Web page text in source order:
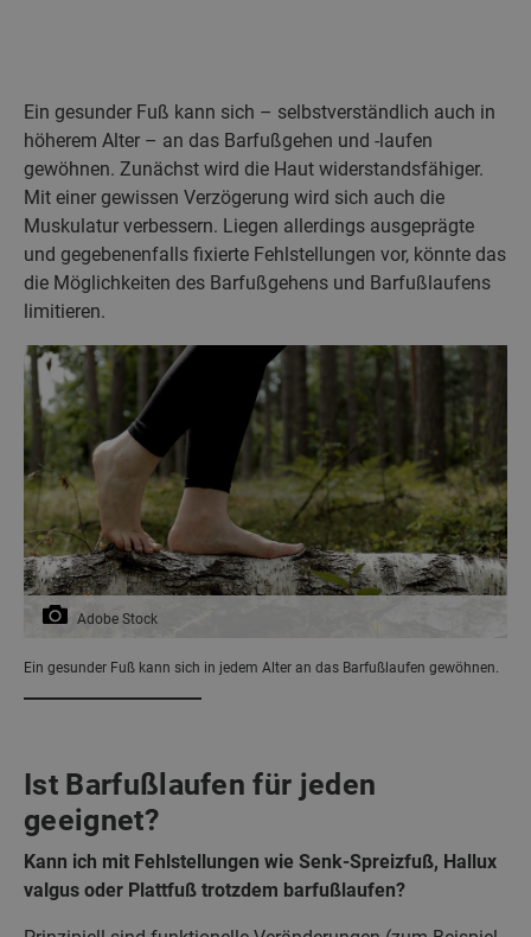
Ein gesunder Fuß kann sich – selbstverständlich auch in
höherem Alter – an das Barfußgehen und -laufen
gewöhnen. Zunächst wird die Haut widerstandsfähiger.
Mit einer gewissen Verzögerung wird sich auch die
Muskulatur verbessern. Liegen allerdings ausgeprägte
und gegebenenfalls fixierte Fehlstellungen vor, könnte das
die Möglichkeiten des Barfußgehens und Barfußlaufens
limitieren.
Adobe Stock
Ein gesunder Fuß kann sich in jedem Alter an das Barfußlaufen gewöhnen.
Ist Barfußlaufen für jeden
geeignet?
Kann ich mit Fehlstellungen wie Senk-Spreizfuß, Hallux
valgus oder Plattfuß trotzdem barfußlaufen?